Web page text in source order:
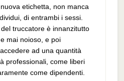
etichetta, non manca
di entrambi i sessi.
truccatore è innanzitutto
mai noioso, e poi
ad una quantità
professionali, come liberi
come dipendenti.